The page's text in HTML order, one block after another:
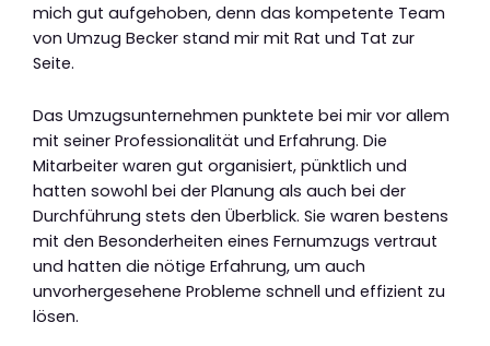
mich gut aufgehoben, denn das kompetente Team
von Umzug Becker stand mir mit Rat und Tat zur
Seite.
Das Umzugsunternehmen punktete bei mir vor allem
mit seiner Professionalität und Erfahrung. Die
Mitarbeiter waren gut organisiert, pünktlich und
hatten sowohl bei der Planung als auch bei der
Durchführung stets den Überblick. Sie waren bestens
mit den Besonderheiten eines Fernumzugs vertraut
und hatten die nötige Erfahrung, um auch
unvorhergesehene Probleme schnell und effizient zu
lösen.